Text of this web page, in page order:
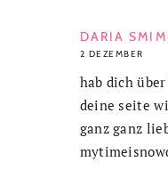
DARIA
2 DEZEMBER
hab dich
deine seite
ganz ganz